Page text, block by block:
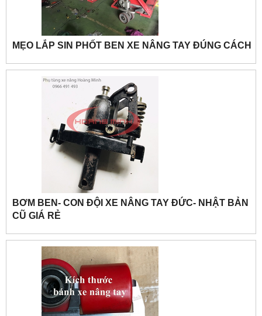
MẸO LẮP SIN PHỐT BEN XE NÂNG TAY ĐÚNG CÁCH
BƠM BEN- CON ĐỘI XE NÂNG TAY ĐỨC- NHẬT BẢN
CŨ GIÁ RẺ